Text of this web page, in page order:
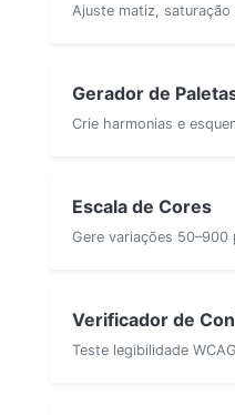
Ajuste matiz,
Gerador de
Crie harmonias e
Escala de Cores
Gere variações 50–900
Verificador de
Teste legibilidade